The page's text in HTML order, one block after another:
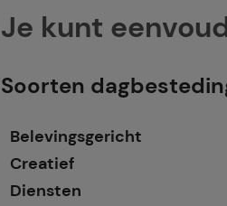
Je kunt
Soorten
Belevingsgericht
Creatief
Diensten